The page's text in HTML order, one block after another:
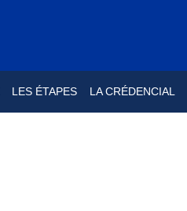
LES ÉTAPES LA CRÉDENCIAL